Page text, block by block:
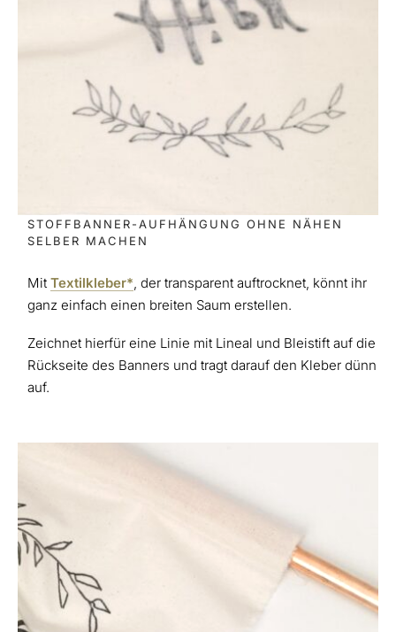
STOFFBANNER-AUFHÄNGUNG OHNE NÄHEN
SELBER MACHEN
Mit Textilkleber*, der transparent auftrocknet, könnt ihr
ganz einfach einen breiten Saum erstellen.
Zeichnet hierfür eine Linie mit Lineal und Bleistift auf die
Rückseite des Banners und tragt darauf den Kleber dünn
auf.